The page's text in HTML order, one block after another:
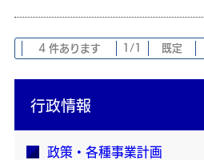
4 件あります 1/1 既定
行政情報
政策・各種事業計画